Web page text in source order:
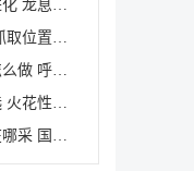
洛克王国世界龙息帕尔怎么进化 龙息帕尔进化介绍
洛克王国世界罗隐在哪 罗隐抓取位置分享
洛克王国世界呼唤名字任务怎么做 呼唤名字任务完成方
洛克王国世界火花性格怎么选 火花性格推荐
洛克王国世界国王城堡花朵在哪采 国王城堡全花朵采集